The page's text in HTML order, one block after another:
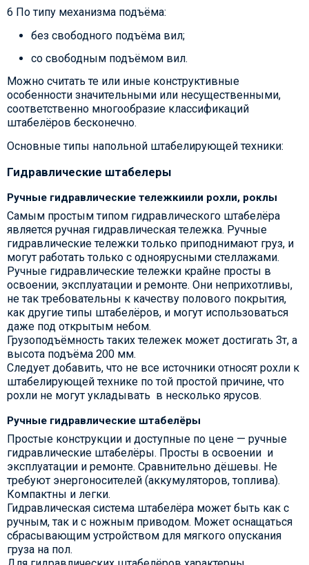
6 По типу механизма подъёма:
без свободного подъёма вил;
со свободным подъёмом вил.
Можно считать те или иные конструктивные
особенности значительными или несущественными,
соответственно многообразие классификаций
штабелёров бесконечно.
Основные типы напольной штабелирующей техники:
Гидравлические штабелеры
Ручные гидравлические тележкиили рохли, роклы
Самым простым типом гидравлического штабелёра
является ручная гидравлическая тележка. Ручные
гидравлические тележки только приподнимают груз, и
могут работать только с одноярусными стеллажами.
Ручные гидравлические тележки крайне просты в
освоении, эксплуатации и ремонте. Они неприхотливы,
не так требовательны к качеству полового покрытия,
как другие типы штабелёров, и могут использоваться
даже под открытым небом.
Грузоподъёмность таких тележек может достигать 3т, а
высота подъёма 200 мм.
Следует добавить, что не все источники относят рохли к
штабелирующей технике по той простой причине, что
рохли не могут укладывать в несколько ярусов.
Ручные гидравлические штабелёры
Простые конструкции и доступные по цене — ручные
гидравлические штабелёры. Просты в освоении и
эксплуатации и ремонте. Сравнительно дёшевы. Не
требуют энергоносителей (аккумуляторов, топлива).
Компактны и легки.
Гидравлическая система штабелёра может быть как с
ручным, так и с ножным приводом. Может оснащаться
сбрасывающим устройством для мягкого опускания
груза на пол.